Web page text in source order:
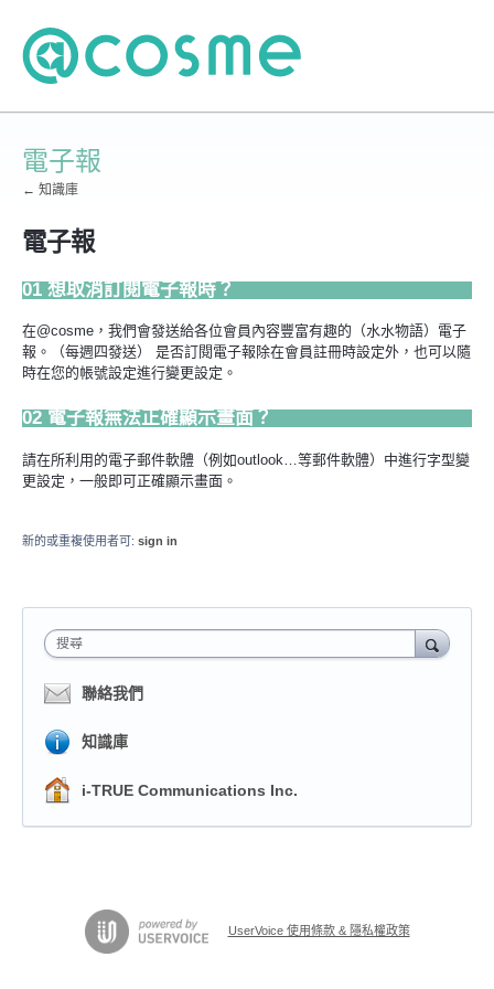
電子報
← 知識庫
電子報
01 想取消訂閱電子報時？
在@cosme，我們會發送給各位會員內容豐富有趣的（水水物語）電子
報。（每週四發送） 是否訂閱電子報除在會員註冊時設定外，也可以隨
時在您的帳號設定進行變更設定。
02 電子報無法正確顯示畫面？
請在所利用的電子郵件軟體（例如outlook…等郵件軟體）中進行字型變
更設定，一般即可正確顯示畫面。
新的或重複使用者可: sign in
搜尋
聯絡我們
知識庫
i-TRUE Communications Inc.
UserVoice 使用條款 & 隱私權政策